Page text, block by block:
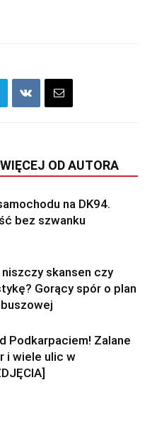
WIĘCEJ OD AUTORA
na DK94.
bez szwanku
niszczy skansen czy
Gorący spór o plan
Podkarpaciem! Zalane
i wiele ulic w